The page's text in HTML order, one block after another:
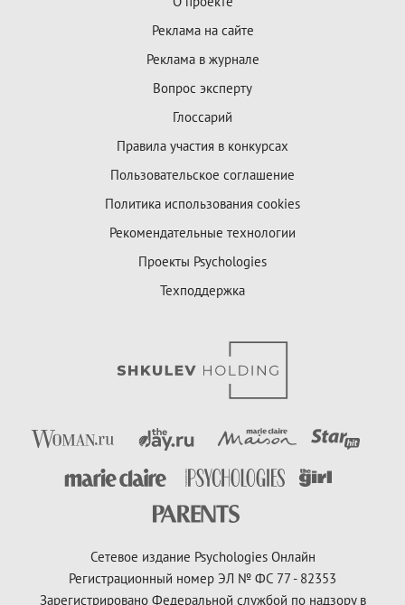
Реклама на сайте
Реклама в журнале
Вопрос эксперту
Глоссарий
Правила участия в конкурсах
Пользовательское соглашение
Политика использования cookies
Рекомендательные технологии
Проекты Psychologies
Техподдержка
Сетевое издание Psychologies Онлайн
Регистрационный номер ЭЛ № ФС 77 - 82353
Зарегистрировано Федеральной службой по надзору в